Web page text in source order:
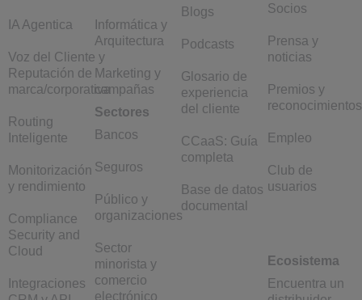
IA Agentica
Voz del Cliente y
Reputación de
marca/corporativa
Routing
Inteligente
Monitorización
y rendimiento
Compliance
Security and
Cloud
Integraciones
Informática y
Arquitectura
Marketing y
campañas
Sectores
Bancos
Seguros
Público y
organizaciones
Sector
minorista y
comercio
electrónico
Blogs
Podcasts
Glosario de
experiencia
del cliente
CCaaS: Guía
completa
Base de datos
documental
Socios
Prensa y
noticias
Premios y
reconocimientos
Empleo
Club de
usuarios
Ecosistema
Encuentra un